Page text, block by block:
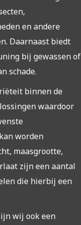
en andere
Daarnaast biedt
bij gewassen of
schade.
binnen de
waardoor
worden
maasgrootte,
zijn een aantal
die hierbij een
wij ook een